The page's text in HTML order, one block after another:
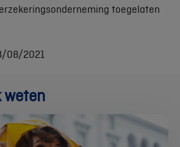
toegelaten
08/2021
weten